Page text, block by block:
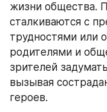
жизни общества.
сталкиваются с
трудностями или
родителями и
зрителей
вызывая
героев.